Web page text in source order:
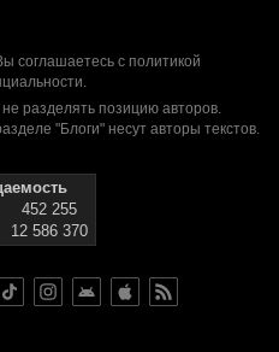
соглашаетесь с политикой
.
разделять позицию авторов.
"Блоги" несут авторы текстов.
452 255
12 586 370